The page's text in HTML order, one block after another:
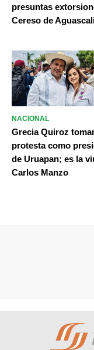
presuntas
Cereso de
NACIONAL
Grecia Quiroz
protesta como
de Uruapan; es la
Carlos Manzo